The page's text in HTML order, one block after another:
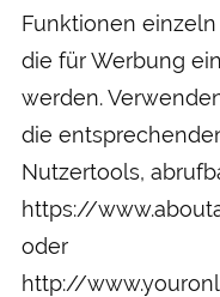
Funktionen
die für Werbung
werden.
die
Nutzertools,
https://
oder
http://